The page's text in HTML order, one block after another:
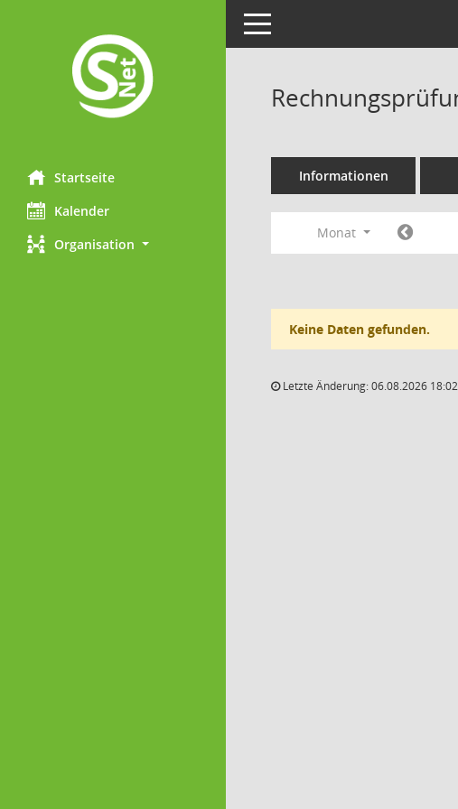
Startseite
Kalender
Organisation
Toggle navigation
Informationen
Monat
Keine Daten gefunden.
Letzte Änderung: 06.08.2026